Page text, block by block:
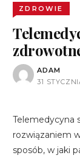
ZDROWIE
ADAM
31
Telemedycyna
rozwiązaniem
sposób, w jaki